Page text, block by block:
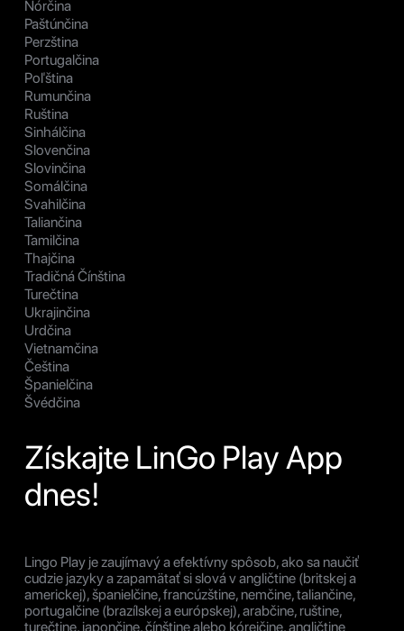
Nórčina
Paštúnčina
Perzština
Portugalčina
Poľština
Rumunčina
Ruština
Sinhálčina
Slovenčina
Slovinčina
Somálčina
Svahilčina
Taliančina
Tamilčina
Thajčina
Tradičná Čínština
Turečtina
Ukrajinčina
Urdčina
Vietnamčina
Čeština
Španielčina
Švédčina
Získajte LinGo Play App
dnes!
Lingo Play je zaujímavý a efektívny spôsob, ako sa naučiť
cudzie jazyky a zapamätať si slová v angličtine (britskej a
americkej), španielčine, francúzštine, nemčine, taliančine,
portugalčine (brazílskej a európskej), arabčine, ruštine,
turečtine, japončine, čínštine alebo kórejčine, angličtine